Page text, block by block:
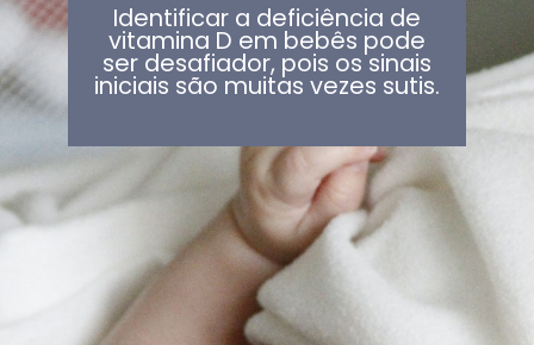
Identificar a deficiência de
vitamina D em bebês pode
ser desafiador, pois os sinais
iniciais são muitas vezes sutis.